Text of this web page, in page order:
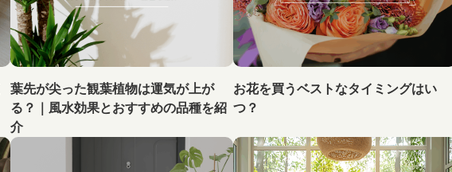
葉先が尖った観葉植物は運気が上が
る？｜風水効果とおすすめの品種を紹
介
お花を買うベストなタイミングはい
つ？